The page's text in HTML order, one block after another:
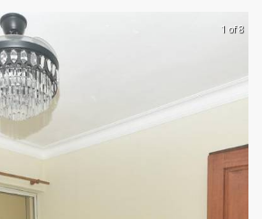
1 of 8